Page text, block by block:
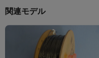
関連モデル